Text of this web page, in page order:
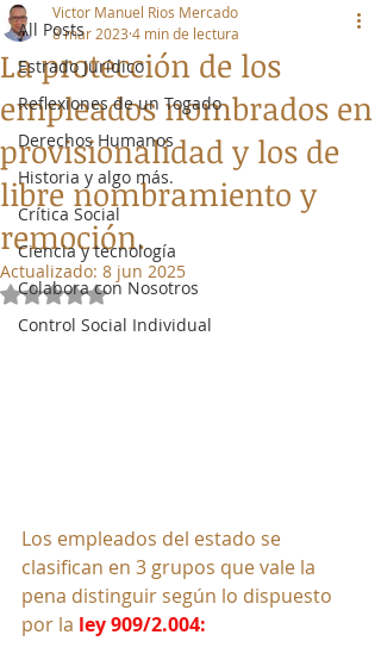
All Posts
Estrado Jurídico
Reflexiones de un Togado
Derechos Humanos
Historia y algo más.
Crítica Social
Ciencia y tecnología
Colabora con Nosotros
Control Social Individual
La protección de los
empleados nombrados en
provisionalidad y los de
libre nombramiento y
remoción.
Victor Manuel Rios Mercado
8 mar 2023 4 min de lectura
Actualizado: 8 jun 2025
Obtuvo NaN de 5 estrellas.
Los empleados del estado se
clasifican en 3 grupos que vale la
pena distinguir según lo dispuesto
por la ley 909/2.004: